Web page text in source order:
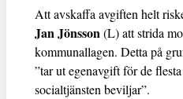
Att avskaffa avgiften helt
Jan Jönsson(L) att strida
kommunallagen. Detta på
”tar ut egenavgift för de
socialtjänsten beviljar”.